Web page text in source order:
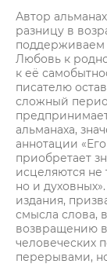
Автор
разницу в
поддерживаем
Любовь к
к её
писателю
сложный
альманаха,
аннотации
приобретает
исцеляются не
но и
издания,
смысла слова,
возвращению
человеческих
перерывами,